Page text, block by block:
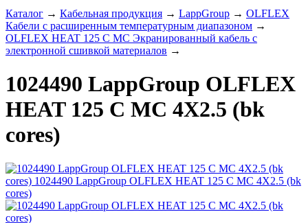
Каталог → Кабельная продукция → LappGroup → OLFLEX
Кабели с расширенным температурным диапазоном →
OLFLEX HEAT 125 C MC Экранированный кабель с
электронной сшивкой материалов →
1024490 LappGroup OLFLEX
HEAT 125 C MC 4X2.5 (bk
cores)